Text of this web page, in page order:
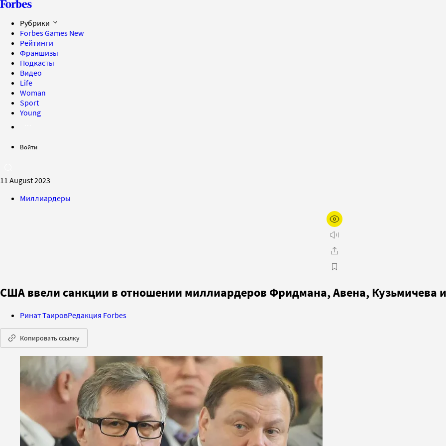
Рубрики
Forbes Games New
Рейтинги
Франшизы
Подкасты
Видео
Life
Woman
Sport
Young
Войти
11 August 2023
Миллиардеры
США ввели санкции в отношении миллиардеров Фридмана, Авена, Кузьмичева
Ринат ТаировРедакция Forbes
Копировать ссылку